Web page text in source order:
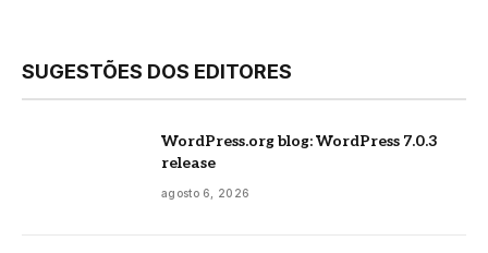
SUGESTÕES DOS EDITORES
WordPress.org blog: WordPress 7.0.3
release
agosto 6, 2026